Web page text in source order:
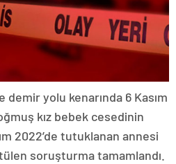
yolu kenarında 6 Kasım
kız bebek cesedinin
2022’de tutuklanan annesi
soruşturma tamamlandı.